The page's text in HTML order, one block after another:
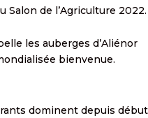
de l’Agriculture 2022.
les auberges d’Aliénor
bienvenue.
dominent depuis début